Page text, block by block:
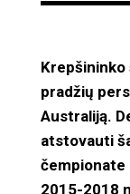
Krepšininko
pradžių
Australiją.
atstovauti
2015-2018